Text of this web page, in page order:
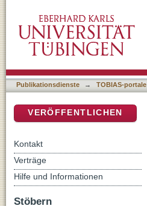
Publikationsdienste → TOBIAS-portale
VERÖFFENTLICHEN
Kontakt
Verträge
Hilfe und Informationen
Stöbern